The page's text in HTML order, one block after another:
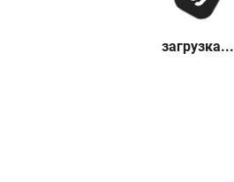
загрузка...